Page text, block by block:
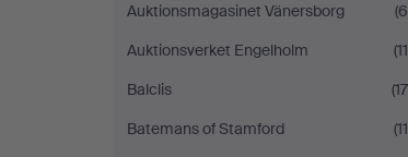
Auktionsmagasinet Vänersborg
Auktionsverket Engelholm
Balclis
Batemans of Stamford